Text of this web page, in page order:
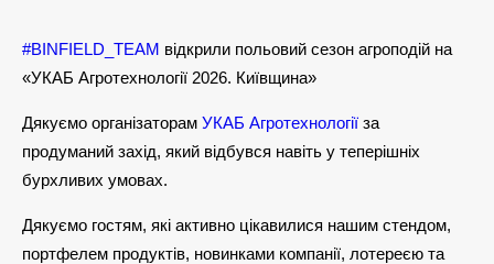
#BINFIELD_TEAM відкрили польовий сезон агроподій на
«УКАБ Агротехнології 2026. Київщина»
Дякуємо організаторам УКАБ Агротехнології за
продуманий захід, який відбувся навіть у теперішніх
бурхливих умовах.
Дякуємо гостям, які активно цікавилися нашим стендом,
портфелем продуктів, новинками компанії, лотереєю та